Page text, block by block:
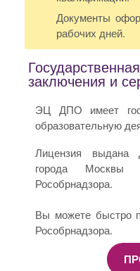
Документы
рабочих дней.
заключения и
ЭЦ ДПО имеет
образовательную
Лицензия выдана
города
Рособрнадзора.
Вы можете быстро
Рособрнадзора.